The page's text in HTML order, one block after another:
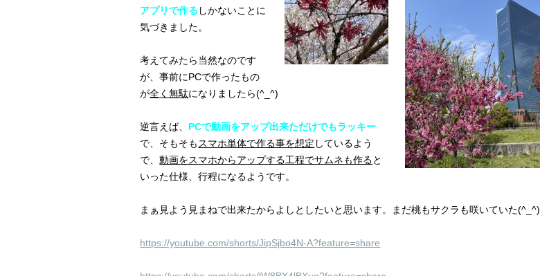
アプリで作る しかないことに
気づきました。
考えてみたら当然なのです
が、事前にPCで作ったもの
が全く無駄になりましたら(^_^)
逆言えば、 PCで動画をアップ出来ただけでもラッキー
で、そもそも スマホ単体で作る事を想定 しているよう
で、動画をスマホからアップする工程でサムネも作ると
いった仕様、行程になるようです。
まぁ見よう見まねで出来たからよしとしたいと思います。まだ桃もサクラも咲いていた(^_^)
https://youtube.com/shorts/JipSjbo4N-A?feature=share